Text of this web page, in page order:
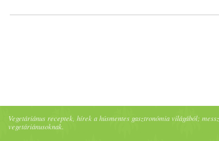
Vegetáriánus receptek, hírek a húsmentes gasztronómia világából;
vegetáriánusoknak.